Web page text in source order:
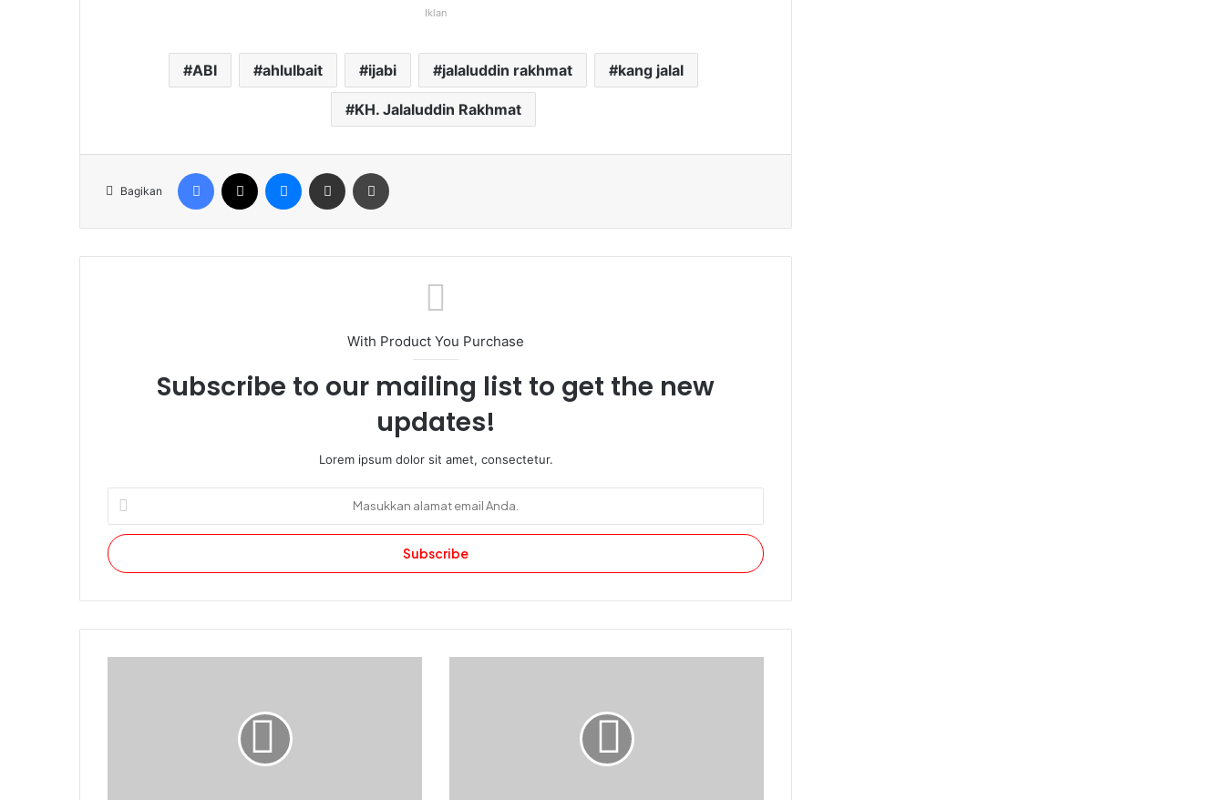
Iklan
ABI ahlulbait ijabi jalaluddin rakhmat kang jalal
KH. Jalaluddin Rakhmat
Bagikan
Facebook Messenger
Share via Email
With Product You Purchase
Subscribe to our mailing list to get the new
updates!
Lorem ipsum dolor sit amet, consectetur.
alamat
email
Anda.
Positivisme, serta Mitos Singularitas AI